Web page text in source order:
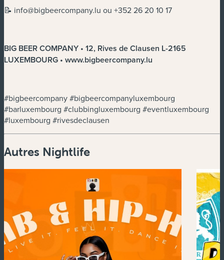
📝 info@bigbeercompany.lu ou +352 26 20 10 17
BIG BEER COMPANY • 12, Rives de Clausen L-2165
LUXEMBOURG • www.bigbeercompany.lu
#bigbeercompany #bigbeercompanyluxembourg
#barluxembourg #clubbingluxembourg #eventluxembourg
#luxembourg #rivesdeclausen
Autres Nightlife